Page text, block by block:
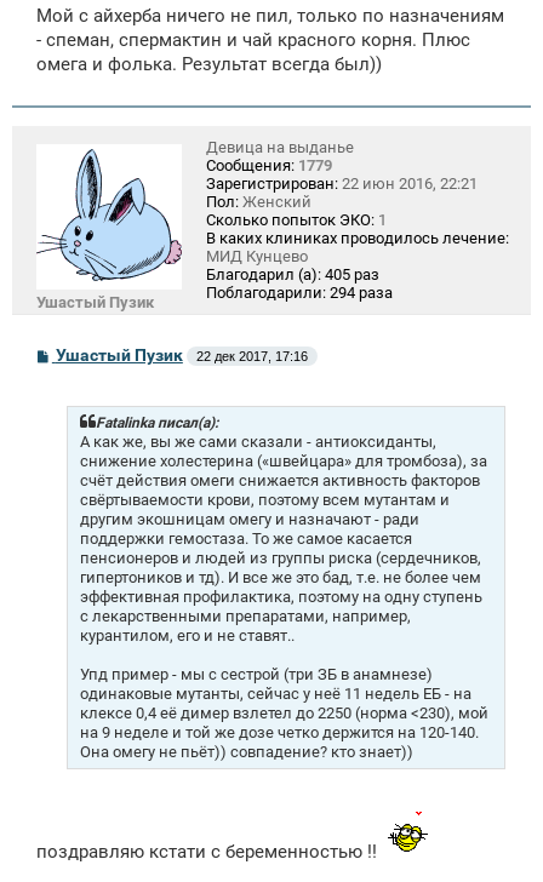
Мой с айхерба ничего не пил, только по назначениям
- спеман, спермактин и чай красного корня. Плюс
омега и фолька. Результат всегда был))
Ушастый Пузик
Девица на выданье
Сообщения: 1779
Зарегистрирован: 22 июн 2016, 22:21
Пол: Женский
Сколько попыток ЭКО: 1
В каких клиниках проводилось лечение:
МИД Кунцево
Благодарил (а): 405 раз
Поблагодарили: 294 раза
СУшастый Пузик 22 дек 2017, 17:16
Fatalinka писал(а):
А как же, вы же сами сказали - антиоксиданты,
снижение холестерина («швейцара» для тромбоза), за
счёт действия омеги снижается активность факторов
свёртываемости крови, поэтому всем мутантам и
другим экошницам омегу и назначают - ради
поддержки гемостаза. То же самое касается
пенсионеров и людей из группы риска (сердечников,
гипертоников и тд). И все же это бад, т.е. не более чем
эффективная профилактика, поэтому на одну ступень
с лекарственными препаратами, например,
курантилом, его и не ставят..
Упд пример - мы с сестрой (три ЗБ в анамнезе)
одинаковые мутанты, сейчас у неё 11 недель ЕБ - на
клексе 0,4 её димер взлетел до 2250 (норма <230), мой
на 9 неделе и той же дозе четко держится на 120-140.
Она омегу не пьёт)) совпадение? кто знает))
поздравляю кстати с беременностью !!